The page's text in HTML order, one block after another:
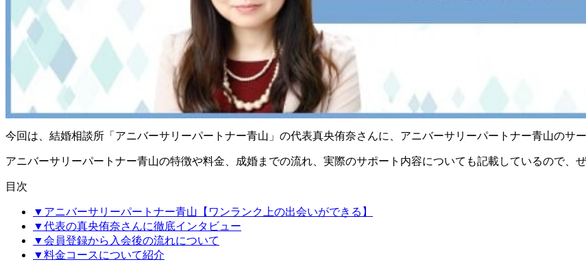
今回は、結婚相談所「アニバーサリーパートナー青山」の代表真央侑奈さんに、アニバーサリーパートナー青山のサ
アニバーサリーパートナー青山の特徴や料金、成婚までの流れ、実際のサポート内容についても記載しているので、
目次
▼アニバーサリーパートナー青山【ワンランク上の出会いができる】
▼代表の真央侑奈さんに徹底インタビュー
▼会員登録から入会後の流れについて
▼料金コースについて紹介